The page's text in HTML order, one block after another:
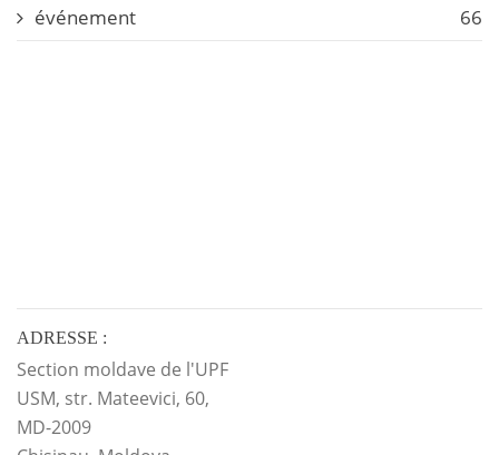
événement
66
ADRESSE :
Section moldave de l'UPF
USM, str. Mateevici, 60,
MD-2009